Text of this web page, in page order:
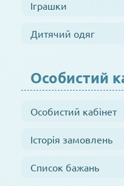
Іграшки
Дитячий одяг
Особистий
Особистий кабінет
Історія замовлень
Список бажань